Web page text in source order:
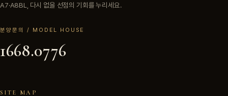
A7·A8BL, 다시 없을 선점의 기회를 누리세요.
분양문의 / MODEL HOUSE
1668.0776
SITE MAP